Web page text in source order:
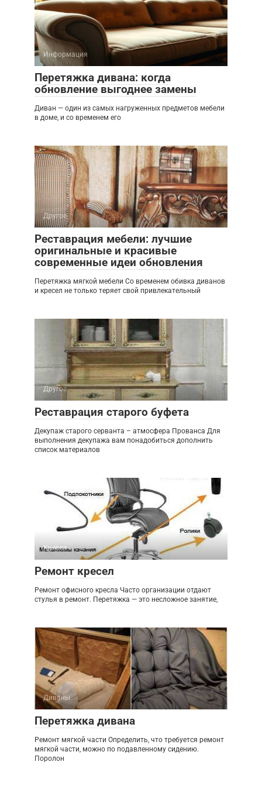
Информация
Перетяжка дивана: когда
обновление выгоднее замены
Диван — один из самых нагруженных предметов мебели
в доме, и со временем его
Другое
Реставрация мебели: лучшие
оригинальные и красивые
современные идеи обновления
Перетяжка мягкой мебели Со временем обивка диванов
и кресел не только теряет свой привлекательный
Другое
Реставрация старого буфета
Декупаж старого серванта – атмосфера Прованса Для
выполнения декупажа вам понадобиться дополнить
список материалов
Кресла
Ремонт кресел
Ремонт офисного кресла Часто организации отдают
стулья в ремонт. Перетяжка — это несложное занятие,
Диваны
Перетяжка дивана
Ремонт мягкой части Определить, что требуется ремонт
мягкой части, можно по подавленному сидению.
Поролон